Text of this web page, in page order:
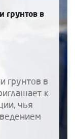
грунтов в
грунтов в
к
чья